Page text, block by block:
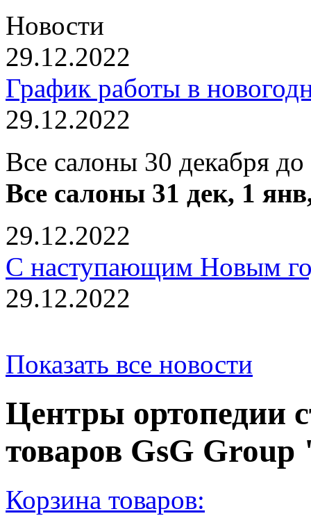
Новости
29.12.2022
График работы в
29.12.2022
Все салоны 30 декабря
Все салоны 31 дек, 1
29.12.2022
С наступающим Новым
29.12.2022
Показать все новости
Центры ортопедии
товаров GsG
Корзина товаров: